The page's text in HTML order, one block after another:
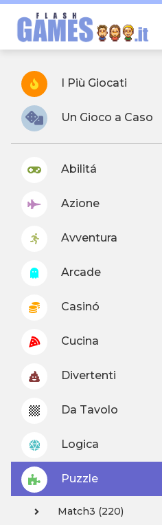
I Più Giocati
Un Gioco a Caso
Abilitá
Azione
Avventura
Arcade
Casinó
Cucina
Divertenti
Da Tavolo
Logica
Puzzle
Match3 (220)